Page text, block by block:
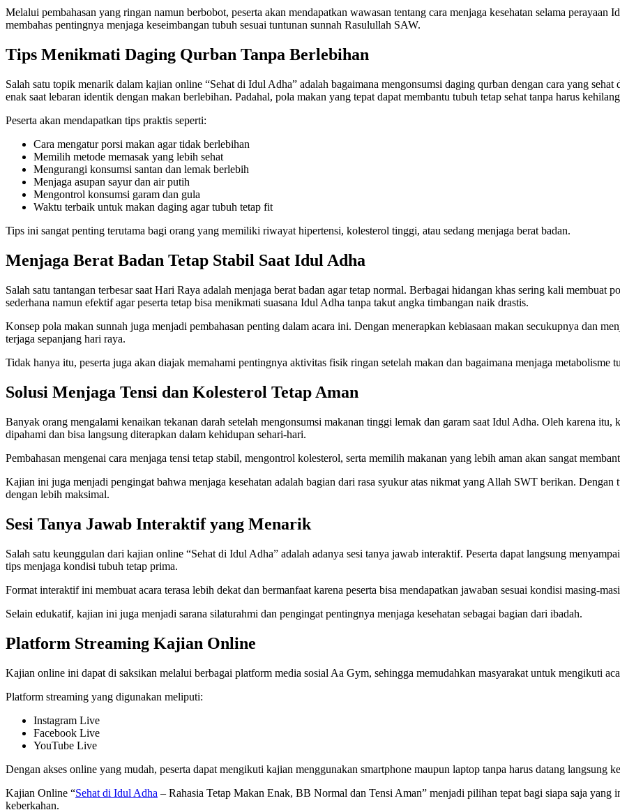
Melalui pembahasan yang ringan namun berbobot, peserta akan mendapatkan wawasan tentang cara menjaga kesehatan selama
membahas pentingnya menjaga keseimbangan tubuh sesuai tuntunan sunnah Rasulullah SAW.
Tips Menikmati Daging Qurban Tanpa Berlebihan
Salah satu topik menarik dalam kajian online “Sehat di Idul Adha” adalah bagaimana mengonsumsi daging qurban dengan cara yang
enak saat lebaran identik dengan makan berlebihan. Padahal, pola makan yang tepat dapat membantu tubuh tetap sehat tanpa harus
Peserta akan mendapatkan tips praktis seperti:
Cara mengatur porsi makan agar tidak berlebihan
Memilih metode memasak yang lebih sehat
Mengurangi konsumsi santan dan lemak berlebih
Menjaga asupan sayur dan air putih
Mengontrol konsumsi garam dan gula
Waktu terbaik untuk makan daging agar tubuh tetap fit
Tips ini sangat penting terutama bagi orang yang memiliki riwayat hipertensi, kolesterol tinggi, atau sedang menjaga berat badan.
Menjaga Berat Badan Tetap Stabil Saat Idul Adha
Salah satu tantangan terbesar saat Hari Raya adalah menjaga berat badan agar tetap normal. Berbagai hidangan khas sering kali membuat
sederhana namun efektif agar peserta tetap bisa menikmati suasana Idul Adha tanpa takut angka timbangan naik drastis.
Konsep pola makan sunnah juga menjadi pembahasan penting dalam acara ini. Dengan menerapkan kebiasaan makan secukupnya dan
terjaga sepanjang hari raya.
Tidak hanya itu, peserta juga akan diajak memahami pentingnya aktivitas fisik ringan setelah makan dan bagaimana menjaga metabolisme
Solusi Menjaga Tensi dan Kolesterol Tetap Aman
Banyak orang mengalami kenaikan tekanan darah setelah mengonsumsi makanan tinggi lemak dan garam saat Idul Adha. Oleh karena
dipahami dan bisa langsung diterapkan dalam kehidupan sehari-hari.
Pembahasan mengenai cara menjaga tensi tetap stabil, mengontrol kolesterol, serta memilih makanan yang lebih aman akan sangat
Kajian ini juga menjadi pengingat bahwa menjaga kesehatan adalah bagian dari rasa syukur atas nikmat yang Allah SWT berikan.
dengan lebih maksimal.
Sesi Tanya Jawab Interaktif yang Menarik
Salah satu keunggulan dari kajian online “Sehat di Idul Adha” adalah adanya sesi tanya jawab interaktif. Peserta dapat langsung
tips menjaga kondisi tubuh tetap prima.
Format interaktif ini membuat acara terasa lebih dekat dan bermanfaat karena peserta bisa mendapatkan jawaban sesuai kondisi masing-
Selain edukatif, kajian ini juga menjadi sarana silaturahmi dan pengingat pentingnya menjaga kesehatan sebagai bagian dari ibadah.
Platform Streaming Kajian Online
Kajian online ini dapat di saksikan melalui berbagai platform media sosial Aa Gym, sehingga memudahkan masyarakat untuk mengikuti
Platform streaming yang digunakan meliputi:
Instagram Live
Facebook Live
YouTube Live
Dengan akses online yang mudah, peserta dapat mengikuti kajian menggunakan smartphone maupun laptop tanpa harus datang langsung
Kajian Online “Sehat di Idul Adha – Rahasia Tetap Makan Enak, BB Normal dan Tensi Aman” menjadi pilihan tepat bagi siapa saja yang
keberkahan.